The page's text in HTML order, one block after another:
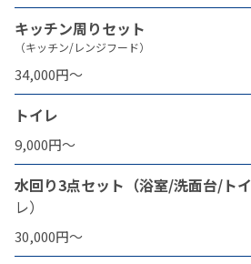
キッチン周りセット
（キッチン/レンジフード）
34,000円〜
トイレ
9,000円〜
水回り3点セット（浴室/洗面台/トイ
レ）
30,000円〜